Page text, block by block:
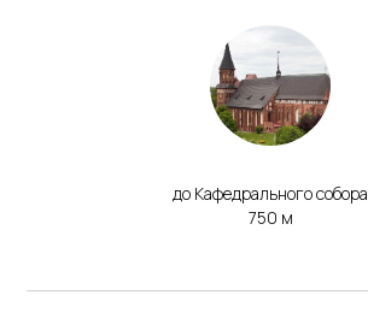
до Кафедрального собора
750 м